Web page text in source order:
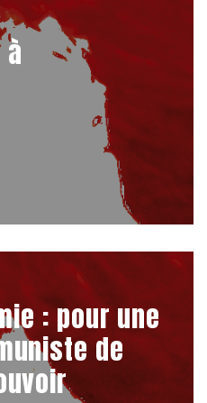
: pour une
de